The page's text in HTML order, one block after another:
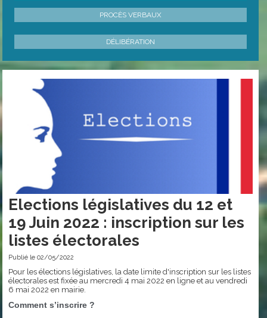
PROCÈS VERBAUX
DÉLIBÉRATION
Elections législatives du 12 et
19 Juin 2022 : inscription sur les
listes électorales
Publié le 02/05/2022
Pour les élections législatives, la date limite d'inscription sur les listes
électorales est fixée au mercredi 4 mai 2022 en ligne et au vendredi
6 mai 2022 en mairie.
Comment s’inscrire ?